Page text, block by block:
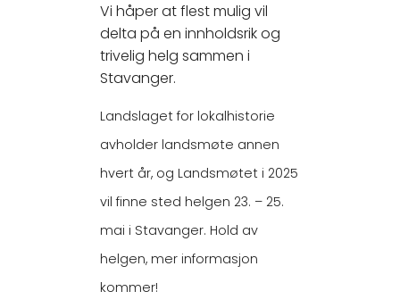
Vi håper at flest mulig vil
delta på en innholdsrik og
trivelig helg sammen i
Stavanger.
Landslaget for lokalhistorie
avholder landsmøte annen
hvert år, og Landsmøtet i 2025
vil finne sted helgen 23. – 25.
mai i Stavanger. Hold av
helgen, mer informasjon
kommer!